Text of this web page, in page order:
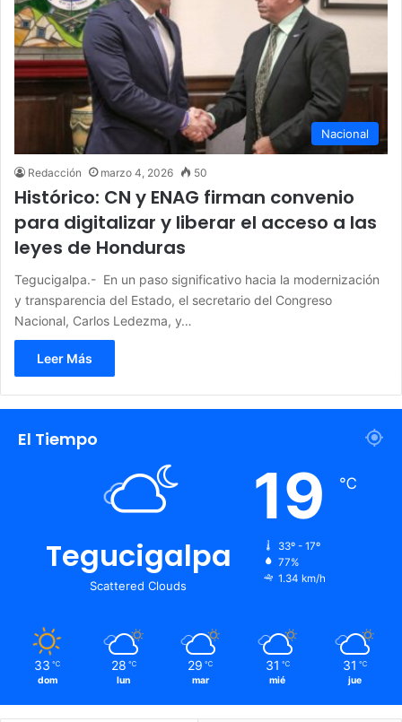
Nacional
Redacción marzo 4, 2026 50
Histórico: CN y ENAG firman convenio
para digitalizar y liberar el acceso a las
leyes de Honduras
Tegucigalpa.- En un paso significativo hacia la modernización
y transparencia del Estado, el secretario del Congreso
Nacional, Carlos Ledezma, y…
Leer Más
El Tiempo
Tegucigalpa
Scattered Clouds
19 ℃
33º - 17º
77%
1.34 km/h
33 ℃
dom
28 ℃
lun
29 ℃
mar
31 ℃
mié
31 ℃
jue